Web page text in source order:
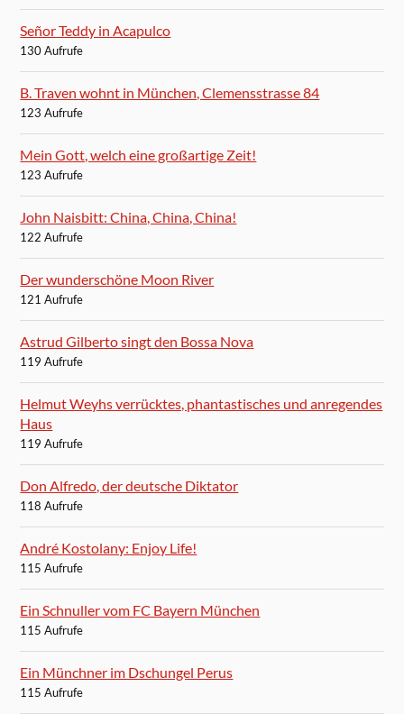
Señor Teddy in Acapulco
130 Aufrufe
B. Traven wohnt in München, Clemensstrasse 84
123 Aufrufe
Mein Gott, welch eine großartige Zeit!
123 Aufrufe
John Naisbitt: China, China, China!
122 Aufrufe
Der wunderschöne Moon River
121 Aufrufe
Astrud Gilberto singt den Bossa Nova
119 Aufrufe
Helmut Weyhs verrücktes, phantastisches und anregendes
Haus
119 Aufrufe
Don Alfredo, der deutsche Diktator
118 Aufrufe
André Kostolany: Enjoy Life!
115 Aufrufe
Ein Schnuller vom FC Bayern München
115 Aufrufe
Ein Münchner im Dschungel Perus
115 Aufrufe